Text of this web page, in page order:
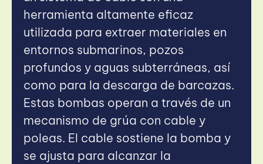
herramienta altamente eficaz
utilizada para extraer materiales en
entornos submarinos, pozos
profundos y aguas subterráneas, así
como para la descarga de barcazas.
Estas bombas operan a través de un
mecanismo de grúa con cable y
poleas. El cable sostiene la bomba y
se ajusta para alcanzar la